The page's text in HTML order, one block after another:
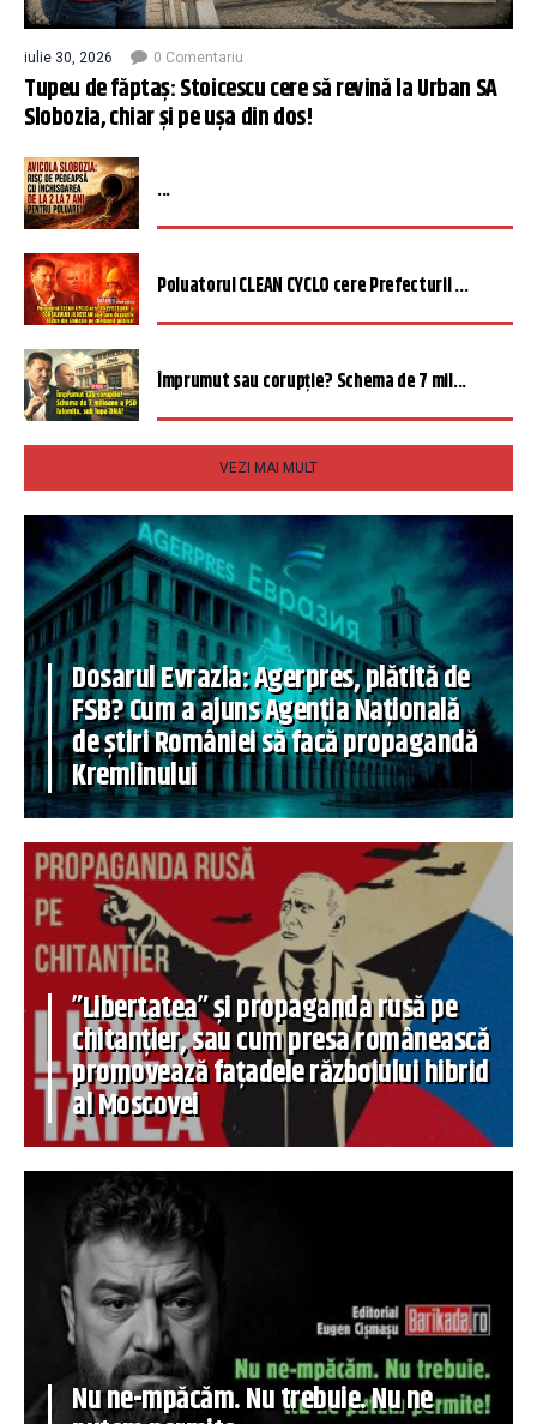
iulie 30, 2026 0 Comentariu
Tupeu de făptaș: Stoicescu cere să revină la Urban SA
Slobozia, chiar și pe ușa din dos!
...
Poluatorul CLEAN CYCLO cere Prefecturii ...
Împrumut sau corupție? Schema de 7 mil...
VEZI MAI MULT
Dosarul Evrazia: Agerpres, plătită de
FSB? Cum a ajuns Agenția Națională
de știri României să facă propagandă
Kremlinului
”Libertatea” și propaganda rusă pe
chitanțier, sau cum presa românească
promovează fațadele războiului hibrid
al Moscovei
Nu ne-mpăcăm. Nu trebuie. Nu ne